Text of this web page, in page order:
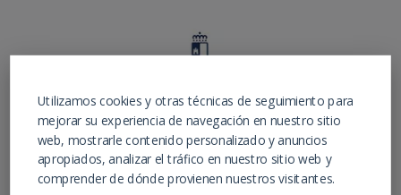
Utilizamos cookies y otras técnicas de seguimiento para
mejorar su experiencia de navegación en nuestro sitio
web, mostrarle contenido personalizado y anuncios
apropiados, analizar el tráfico en nuestro sitio web y
comprender de dónde provienen nuestros visitantes.